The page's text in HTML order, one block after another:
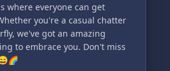
where everyone can get
you're a casual chatter
we've got an amazing
to embrace you. Don't miss